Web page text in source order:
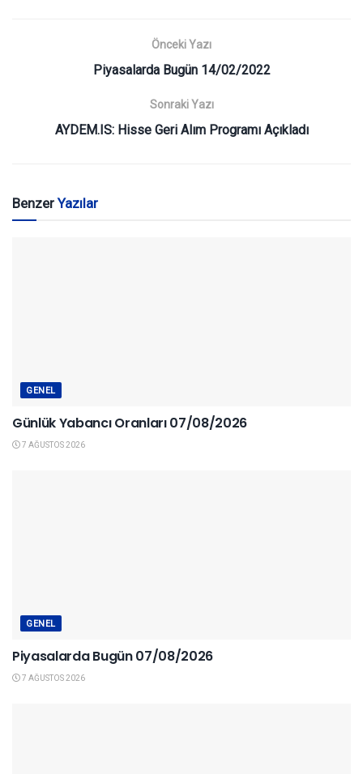
Önceki Yazı
Piyasalarda Bugün 14/02/2022
Sonraki Yazı
AYDEM.IS: Hisse Geri Alım Programı Açıkladı
BenzerYazılar
GENEL
Günlük Yabancı Oranları 07/08/2026
7 AĞUSTOS 2026
GENEL
Piyasalarda Bugün 07/08/2026
7 AĞUSTOS 2026